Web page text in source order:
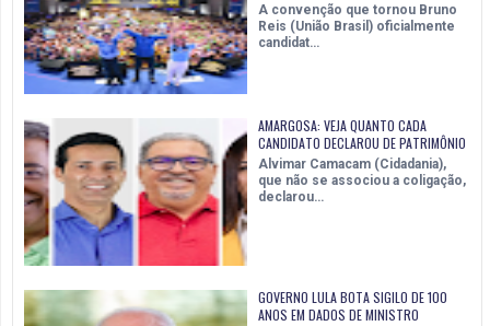
A convenção que tornou Bruno
Reis (União Brasil) oficialmente
candidat…
AMARGOSA: VEJA QUANTO CADA
CANDIDATO DECLAROU DE PATRIMÔNIO
Alvimar Camacam (Cidadania),
que não se associou a coligação,
declarou…
GOVERNO LULA BOTA SIGILO DE 100
ANOS EM DADOS DE MINISTRO